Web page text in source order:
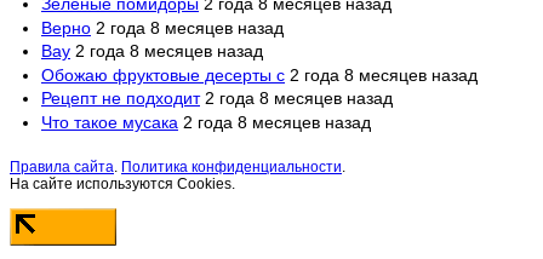
Верно 2 года 8 месяцев назад
Вау 2 года 8 месяцев назад
Обожаю фруктовые десерты с 2 года 8 месяцев назад
Рецепт не подходит 2 года 8 месяцев назад
Что такое мусака 2 года 8 месяцев назад
Правила сайта. Политика конфиденциальности.
На сайте используются Cookies.